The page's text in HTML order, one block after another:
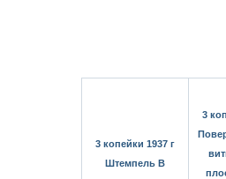
3 копейки 1937 г
Штемпель В
3